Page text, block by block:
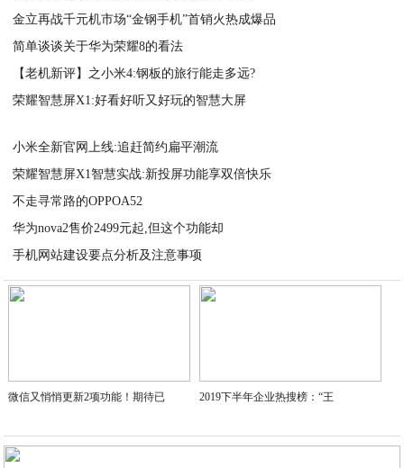
金立再战千元机市场“金钢手机”首销火热成爆品
简单谈谈关于华为荣耀8的看法
【老机新评】之小米4:钢板的旅行能走多远?
荣耀智慧屏X1:好看好听又好玩的智慧大屏
小米全新官网上线:追赶简约扁平潮流
荣耀智慧屏X1智慧实战:新投屏功能享双倍快乐
不走寻常路的OPPOA52
华为nova2售价2499元起,但这个功能却
手机网站建设要点分析及注意事项
2020-09-04
微信又悄悄更新2项功能！期待已 2019下半年企业热搜榜：“王